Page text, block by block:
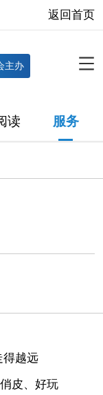
返回首页
主办
读 服务
专门委员会
作家新作
得越远
皮、好玩